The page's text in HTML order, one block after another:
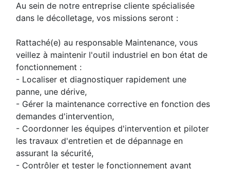
Au sein de notre entreprise cliente spécialisée
dans le décolletage, vos missions seront :
Rattaché(e) au responsable Maintenance, vous
veillez à maintenir l'outil industriel en bon état de
fonctionnement :
- Localiser et diagnostiquer rapidement une
panne, une dérive,
- Gérer la maintenance corrective en fonction des
demandes d'intervention,
- Coordonner les équipes d'intervention et piloter
les travaux d'entretien et de dépannage en
assurant la sécurité,
- Contrôler et tester le fonctionnement avant